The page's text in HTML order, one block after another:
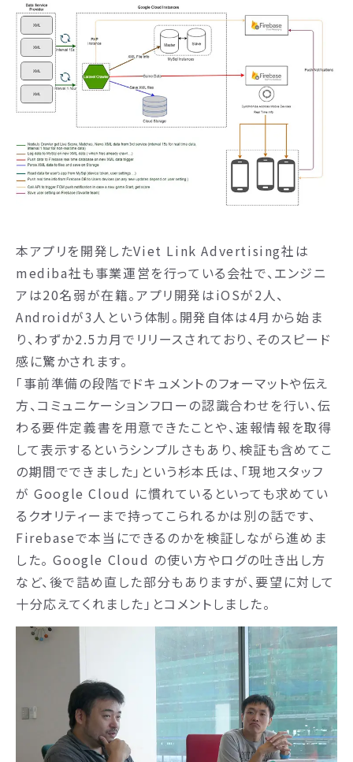
本アプリを開発したViet Link Advertising社は
mediba社も事業運営を行っている会社で、エンジニ
アは20名弱が在籍。アプリ開発はiOSが2人、
Androidが3人という体制。開発自体は4月から始ま
り、わずか2.5カ月でリリースされており、そのスピード
感に驚かされます。
「事前準備の段階でドキュメントのフォーマットや伝え
方、コミュニケーションフローの認識合わせを行い、伝
わる要件定義書を用意できたことや、速報情報を取得
して表示するというシンプルさもあり、検証も含めてこ
の期間でできました」という杉本氏は、「現地スタッフ
が Google Cloud に慣れているといっても求めてい
るクオリティーまで持ってこられるかは別の話です、
Firebaseで本当にできるのかを検証しながら進めま
した。 Google Cloud の使い方やログの吐き出し方
など、後で詰め直した部分もありますが、要望に対して
十分応えてくれました」とコメントしました。